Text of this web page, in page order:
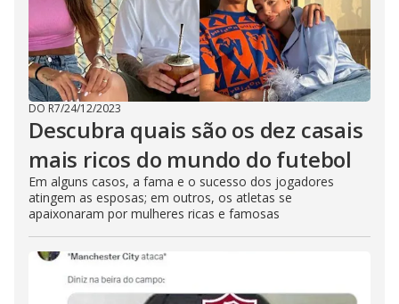
DO R7/24/12/2023
Descubra quais são os dez casais
mais ricos do mundo do futebol
Em alguns casos, a fama e o sucesso dos jogadores
atingem as esposas; em outros, os atletas se
apaixonaram por mulheres ricas e famosas